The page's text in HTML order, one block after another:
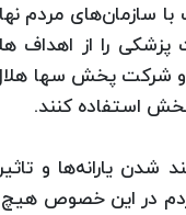
سازمان‌های مردم
پزشكی را از اهداف
شركت پخش سها هلال
استفاده كنند.
شدن یارانه‌ها و
در این خصوص هیچ